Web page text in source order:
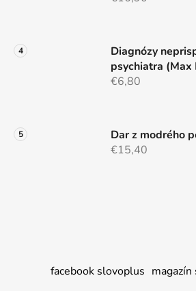
Diagnózy
psychiatra (Max
€6,80
Dar z modrého
€15,40
facebook slovoplus